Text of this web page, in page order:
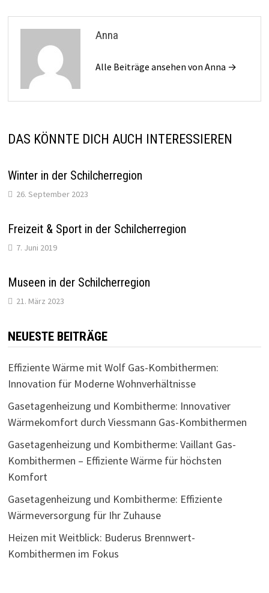
Anna
Alle Beiträge ansehen von Anna →
DAS KÖNNTE DICH AUCH INTERESSIEREN
Winter in der Schilcherregion
26. September 2023
Freizeit & Sport in der Schilcherregion
7. Juni 2019
Museen in der Schilcherregion
21. März 2023
NEUESTE BEITRÄGE
Effiziente Wärme mit Wolf Gas-Kombithermen:
Innovation für Moderne Wohnverhältnisse
Gasetagenheizung und Kombitherme: Innovativer
Wärmekomfort durch Viessmann Gas-Kombithermen
Gasetagenheizung und Kombitherme: Vaillant Gas-
Kombithermen – Effiziente Wärme für höchsten
Komfort
Gasetagenheizung und Kombitherme: Effiziente
Wärmeversorgung für Ihr Zuhause
Heizen mit Weitblick: Buderus Brennwert-
Kombithermen im Fokus